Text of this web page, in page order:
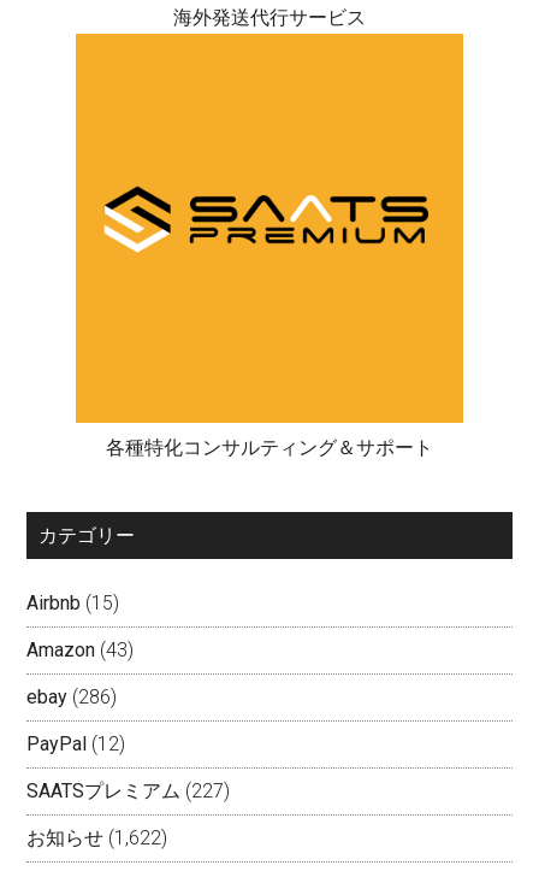
海外発送代行サービス
各種特化コンサルティング＆サポート
カテゴリー
Airbnb (15)
Amazon (43)
ebay (286)
PayPal (12)
SAATSプレミアム (227)
お知らせ (1,622)